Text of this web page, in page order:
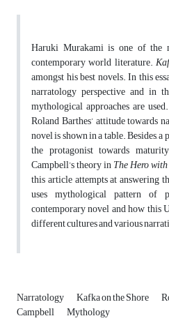
Haruki Murakami is one of the
contemporary world literature.
amongst his best novels. In this
narratology perspective and in
mythological approaches are
Roland Barthes’ attitude towards
novel is shown in a table. Besides,
the protagonist towards
Campbell’s theory inThe Hero
this article attempts at answering
uses mythological pattern of
contemporary novel and how this
different cultures and various
Narratology Kafka on the Shore
Campbell Mythology